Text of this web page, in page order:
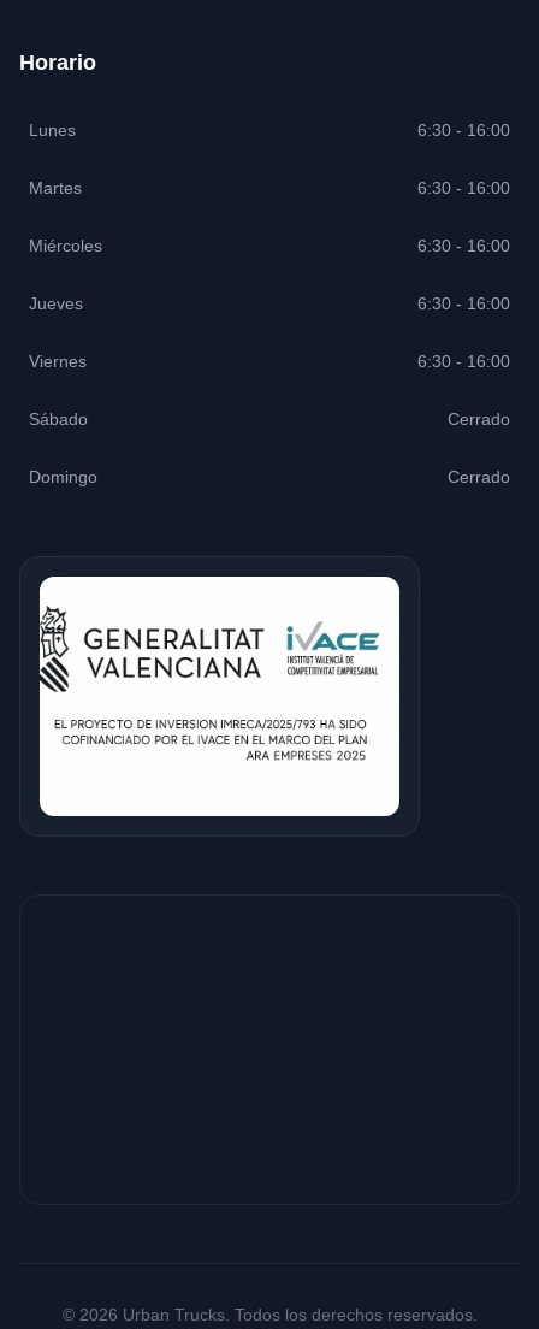
Horario
Lunes 6:30 - 16:00
Martes 6:30 - 16:00
Miércoles 6:30 - 16:00
Jueves 6:30 - 16:00
Viernes 6:30 - 16:00
Sábado Cerrado
Domingo Cerrado
© 2026 Urban Trucks. Todos los derechos reservados.